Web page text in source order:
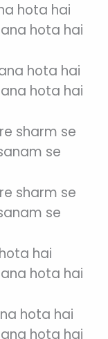
hota hai
hota hai
hota hai
hota hai
sharm se
se
sharm se
se
hai
hota hai
hota hai
hota hai